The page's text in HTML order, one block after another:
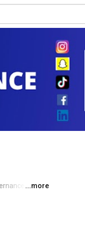
avec
...more